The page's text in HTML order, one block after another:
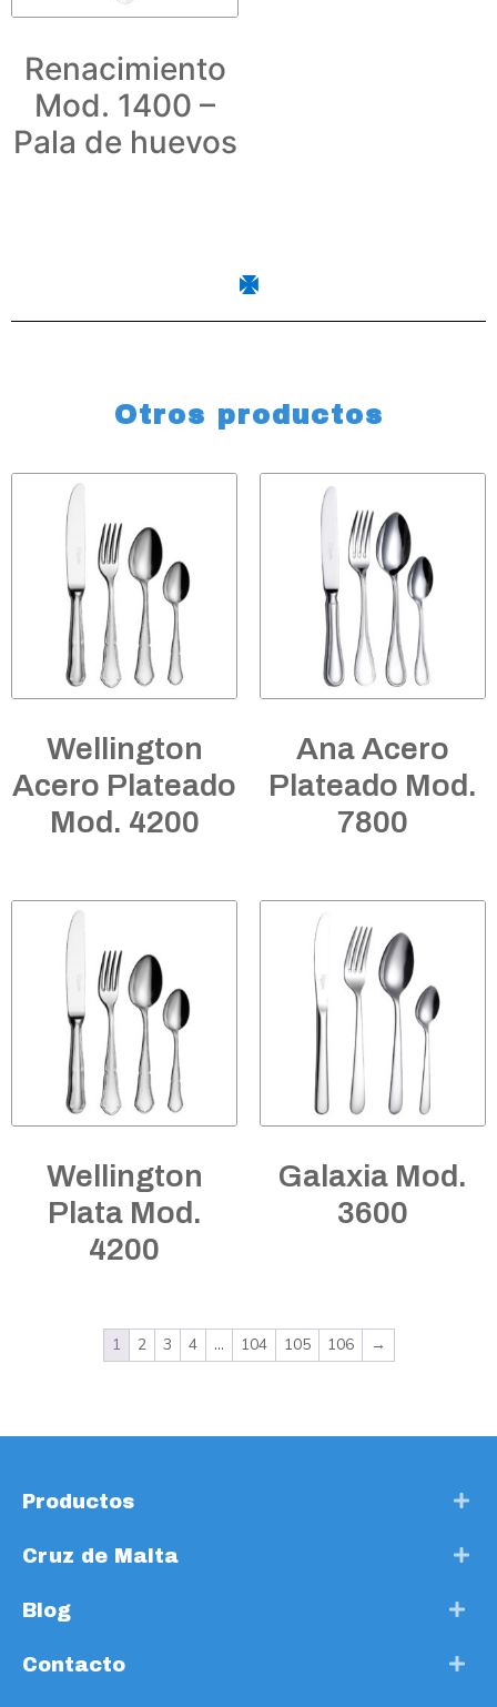
Renacimiento
Mod. 1400 –
Pala de huevos
Otros productos
Wellington
Acero Plateado
Mod. 4200
Ana Acero
Plateado Mod.
7800
Wellington
Plata Mod.
4200
Galaxia Mod.
3600
1 2 3 4 … 104 105 106 →
Productos
Cruz de Malta
Blog
Contacto